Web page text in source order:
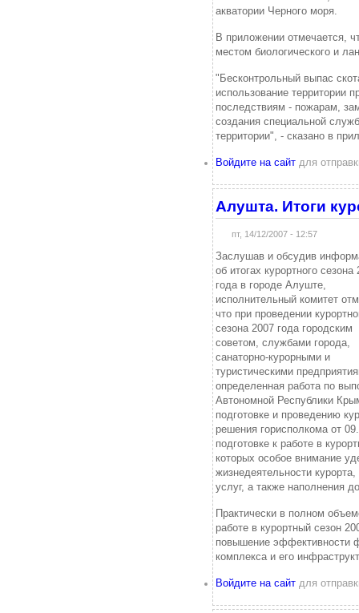
акватории Черного моря.
В приложении отмечается,
местом биологического и
"Бесконтрольный выпас
использование территории
последствиям - пожарам,
создания специальной
территории", - сказано в
Войдите на сайтдля
Алушта. Итоги
пт, 14/12/2007 - 12:57
Заслушав и обсудив
об итогах курортного сезона
года в городе Алуште,
исполнительный комитет
что при проведении
сезона 2007 года городским
советом, службами города,
санаторно-курорными и
туристическими
определенная работа по
Автономной Республики
подготовке и проведению
решения горисполкома от
подготовке к работе в
которых особое внимание
жизнедеятельности
услуг, а также наполнения
Практически в полном
работе в курортный сезон
повышение эффективности
комплекса и его
Войдите на сайтдля